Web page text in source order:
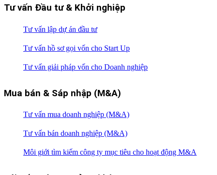
Tư vấn Đầu tư & Khởi nghiệp
Tư vấn lập dự án đầu tư
Tư vấn hồ sơ gọi vốn cho Start Up
Tư vấn giải pháp vốn cho Doanh nghiệp
Mua bán & Sáp nhập (M&A)
Tư vấn mua doanh nghiệp (M&A)
Tư vấn bán doanh nghiệp (M&A)
Môi giới tìm kiếm công ty mục tiêu cho hoạt động M&A